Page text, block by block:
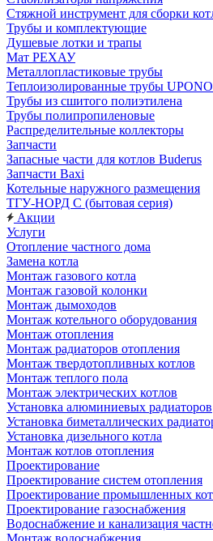
Стяжной инструмент для сборки
Трубы и комплектующие
Душевые лотки и трапы
Мат РЕХАУ
Металлопластиковые трубы
Теплоизолированные трубы
Трубы из сшитого полиэтилена
Трубы полипропиленовые
Распределительные коллекторы
Запчасти
Запасные части для котлов Buderus
Запчасти Baxi
Котельные наружного размещения
ТГУ-НОРД С (бытовая серия)
Акции
Услуги
Отопление частного дома
Замена котла
Монтаж газового котла
Монтаж газовой колонки
Монтаж дымоходов
Монтаж котельного оборудования
Монтаж отопления
Монтаж радиаторов отопления
Монтаж твердотопливных котлов
Монтаж теплого пола
Монтаж электрических котлов
Установка алюминиевых радиаторов
Установка биметаллических
Установка дизельного котла
Монтаж котлов отопления
Проектирование
Проектирование систем отопления
Проектирование промышленных
Проектирование газоснабжения
Водоснабжение и канализация
Монтаж водоснабжения